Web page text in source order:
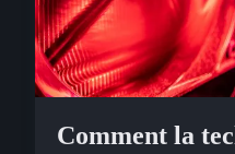
Comment la